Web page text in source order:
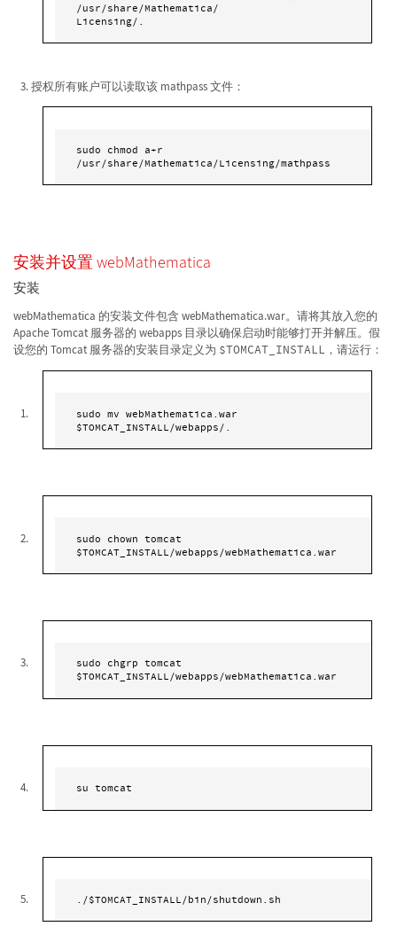
/usr/share/Mathematica/
Licensing/.
授权所有账户可以读取该 mathpass 文件：
sudo chmod a+r
/usr/share/Mathematica/Licensing/mathpass
安装并设置 webMathematica
安装
webMathematica 的安装文件包含 webMathematica.war。请将其放入您的
Apache Tomcat 服务器的 webapps 目录以确保启动时能够打开并解压。假
设您的 Tomcat 服务器的安装目录定义为 $TOMCAT_INSTALL ，请运行：
sudo mv webMathematica.war
$TOMCAT_INSTALL/webapps/.
sudo chown tomcat
$TOMCAT_INSTALL/webapps/webMathematica.war
sudo chgrp tomcat
$TOMCAT_INSTALL/webapps/webMathematica.war
su tomcat
./$TOMCAT_INSTALL/bin/shutdown.sh